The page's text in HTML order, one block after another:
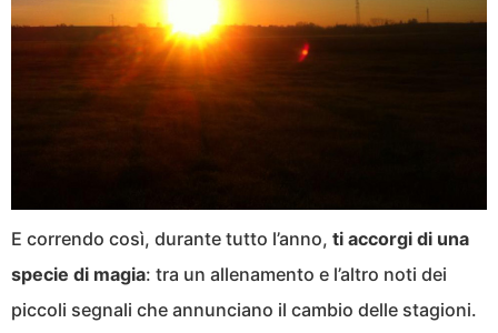
E correndo così, durante tutto l’anno, ti accorgi di una
specie di magia: tra un allenamento e l’altro noti dei
piccoli segnali che annunciano il cambio delle stagioni.